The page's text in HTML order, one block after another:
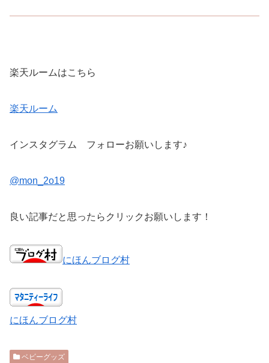
楽天ルームはこちら
楽天ルーム
インスタグラム フォローお願いします♪
@mon_2o19
良い記事だと思ったらクリックお願いします！
にほんブログ村
にほんブログ村
ベビーグッズ